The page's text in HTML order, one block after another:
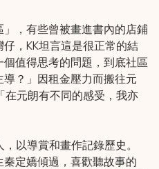
，有些曾被畫進書內的店鋪
，KK坦言這是很正常的結
值得思考的問題，到底社區
？」因租金壓力而搬往元
在元朗有不同的感受，我亦
以導賞和畫作記錄歷史。
定嬌傾過，喜歡聽故事的